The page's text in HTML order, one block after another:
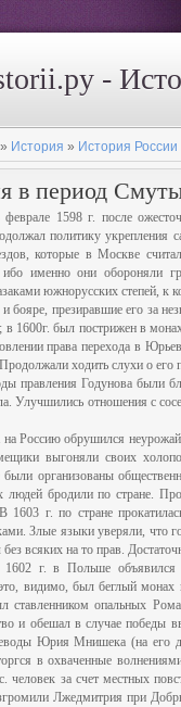
-
» История » История России
в период
1598 г. после
политику укрепления
которые в Москве
ибо именно они обороняли
южнорусских степей, к
бояре, презиравшие его за
в 1600г. был пострижен в
права перехода в
ходить слухи о его
правления Годунова были
Улучшились отношения с
на Россию обрушился
выгоняли своих
были организованы
бродили по стране.
1603 г. по стране
Злые языки уверяли, что
без всяких на то прав.
г. в Польше объявился
это, видимо, был беглый
ставленником опальных
и обешал в случае
Юрия Мнишека (на его
в охваченные
человек за счет местных
Лжедмитрия при